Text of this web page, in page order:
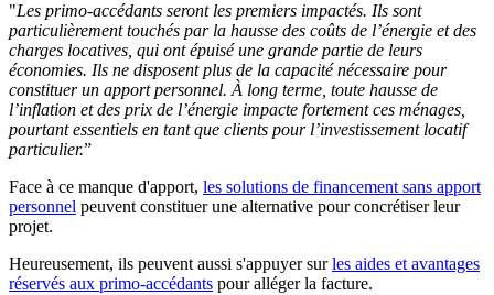
"Les primo-accédants seront les premiers impactés. Ils sont
particulièrement touchés par la hausse des coûts de l’énergie et des
charges locatives, qui ont épuisé une grande partie de leurs
économies. Ils ne disposent plus de la capacité nécessaire pour
constituer un apport personnel. À long terme, toute hausse de
l’inflation et des prix de l’énergie impacte fortement ces ménages,
pourtant essentiels en tant que clients pour l’investissement locatif
particulier.”
Face à ce manque d'apport, les solutions de financement sans apport
personnel peuvent constituer une alternative pour concrétiser leur
projet.
Heureusement, ils peuvent aussi s'appuyer surles aides et avantages
réservés aux primo-accédants pour alléger la facture.